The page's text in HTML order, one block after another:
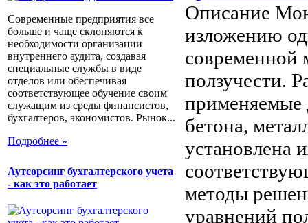
Современные предприятия все
больше и чаще склоняются к
необходимости организации
внутреннего аудита, создавая
специальные службы в виде
отделов или обеспечивая
соответствующее обучение своим
служащим из среды финансистов,
бухгалтеров, экономистов. Рынок...
Подробнее »
Аутсорсинг бухгалтерского учета
- как это работает
Описание
изложению
современной
ползучести.
применяемые
бетона,
установлена
методы
уравнений